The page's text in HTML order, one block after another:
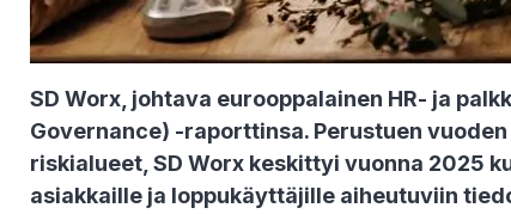
SD Worx, johtava eurooppalainen HR- ja
Governance) -raporttinsa. Perustuen
riskialueet, SD Worx keskittyi vuonna 2025
asiakkaille ja loppukäyttäjille aiheutuviin